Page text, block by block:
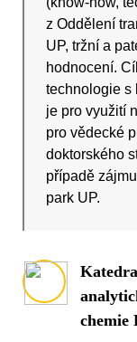
z Oddělení
UP, tržní a
hodnocení.
technologie s
je pro využití
pro vědecké
doktorského
případě
park UP.
Katedra
chemie